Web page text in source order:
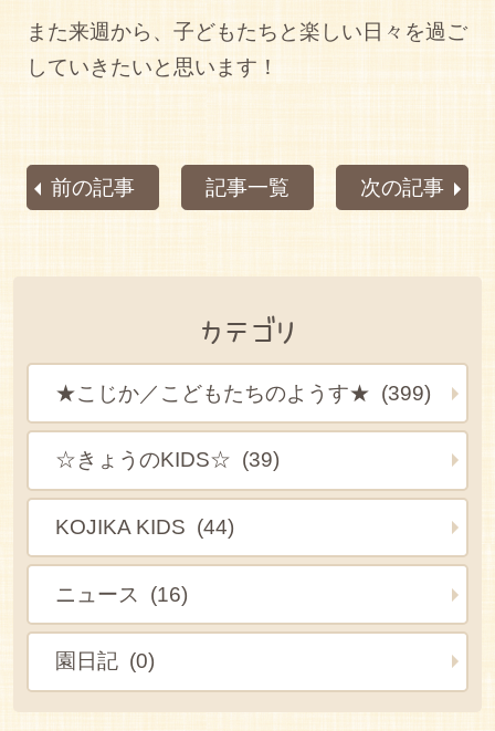
また来週から、子どもたちと楽しい日々を過ご
していきたいと思います！
前の記事 記事一覧 次の記事
カテゴリ
★こじか／こどもたちのようす★ (399)
☆きょうのKIDS☆ (39)
KOJIKA KIDS (44)
ニュース (16)
園日記 (0)